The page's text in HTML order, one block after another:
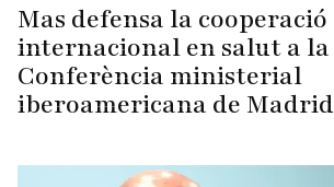
Mas defensa la cooperació
internacional en salut a la
Conferència ministerial
iberoamericana de Madrid